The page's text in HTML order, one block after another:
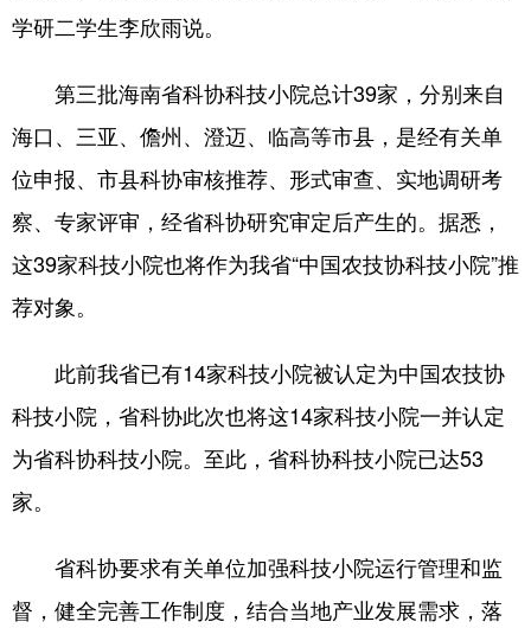
学研二学生李欣雨说。
第三批海南省科协科技小院总计39家，分别来自
海口、三亚、儋州、澄迈、临高等市县，是经有关单
位申报、市县科协审核推荐、形式审查、实地调研考
察、专家评审，经省科协研究审定后产生的。据悉，
这39家科技小院也将作为我省“中国农技协科技小院”推
荐对象。
此前我省已有14家科技小院被认定为中国农技协
科技小院，省科协此次也将这14家科技小院一并认定
为省科协科技小院。至此，省科协科技小院已达53
家。
省科协要求有关单位加强科技小院运行管理和监
督，健全完善工作制度，结合当地产业发展需求，落